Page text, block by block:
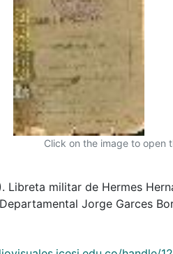
Click on the image to open
Libreta militar de Hermes
Jorge Garces